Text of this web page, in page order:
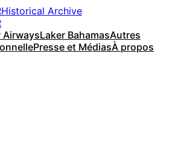
Historical Archive
AirwaysLaker BahamasAutres
Presse et MédiasÀ propos